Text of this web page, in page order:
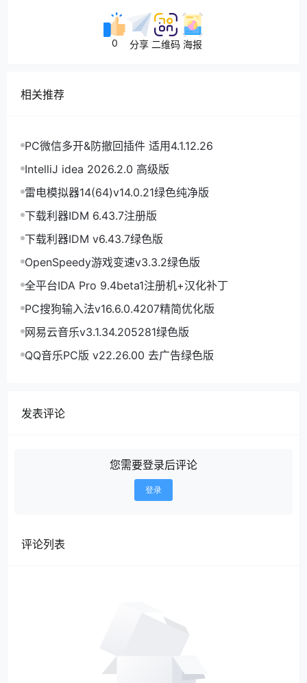
0 分享 二维码 海报
相关推荐
PC微信多开&防撤回插件 适用4.1.12.26
IntelliJ idea 2026.2.0 高级版
雷电模拟器14(64)v14.0.21绿色纯净版
下载利器IDM 6.43.7注册版
下载利器IDM v6.43.7绿色版
OpenSpeedy游戏变速v3.3.2绿色版
全平台IDA Pro 9.4beta1注册机+汉化补丁
PC搜狗输入法v16.6.0.4207精简优化版
网易云音乐v3.1.34.205281绿色版
QQ音乐PC版 v22.26.00 去广告绿色版
发表评论
您需要登录后评论
登录
评论列表